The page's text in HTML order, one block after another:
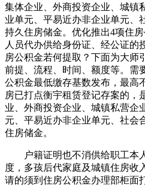
集体企业、外商投资企业、城镇
业单元、平易近办非企业单元、
持久住房储金。优化推出4项住
人员代办供给身份证、经公证的
房公积金若何提取？下面为大师
前提、流程、时间、额度等。需
公积金最低缴存基数发布，最高
房已打点衡宇租赁登记存案的，
业、外商投资企业、城镇私营企
元、平易近办非企业单元、社会
住房储金。
户籍证明也不消供给职工本
度，多孩后代家庭及城镇住房收
请的须到住房公积金办理部柜面